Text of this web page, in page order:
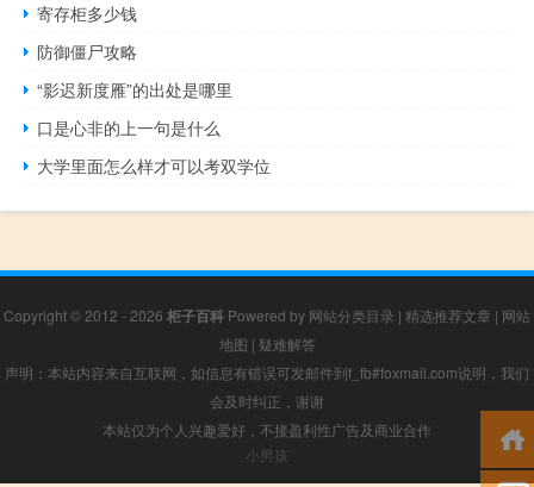
寄存柜多少钱
防御僵尸攻略
“影迟新度雁”的出处是哪里
口是心非的上一句是什么
大学里面怎么样才可以考双学位
Copyright © 2012 - 2026 柜子百科 Powered by 网站分类目录 | 精选推荐文章 | 网站
地图 | 疑难解答
声明：本站内容来自互联网，如信息有错误可发邮件到f_fb#foxmail.com说明，我们
会及时纠正，谢谢
本站仅为个人兴趣爱好，不接盈利性广告及商业合作
小男孩